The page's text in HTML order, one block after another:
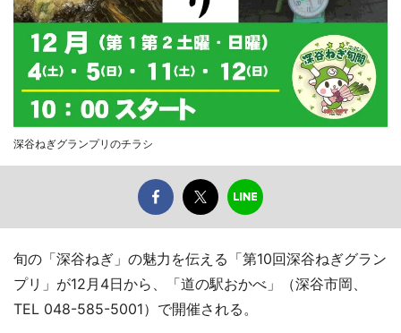
深谷ねぎグランプリのチラシ
旬の「深谷ねぎ」の魅力を伝える「第10回深谷ねぎグラン
プリ」が12月4日から、「道の駅おかべ」（深谷市岡、
TEL 048-585-5001）で開催される。